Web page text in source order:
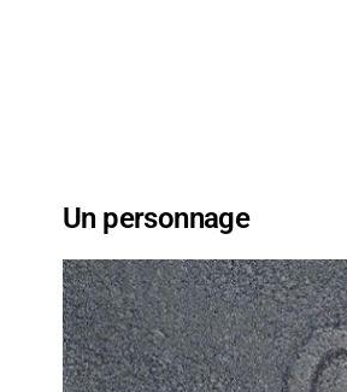
Un personnage